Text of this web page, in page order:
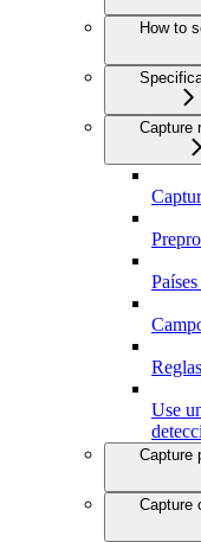
How to
Capture
Use
Capture
Capture